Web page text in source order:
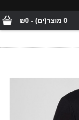
0 מוצר(ים) - ₪0